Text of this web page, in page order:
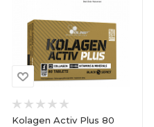
Kolagen Activ Plus 80